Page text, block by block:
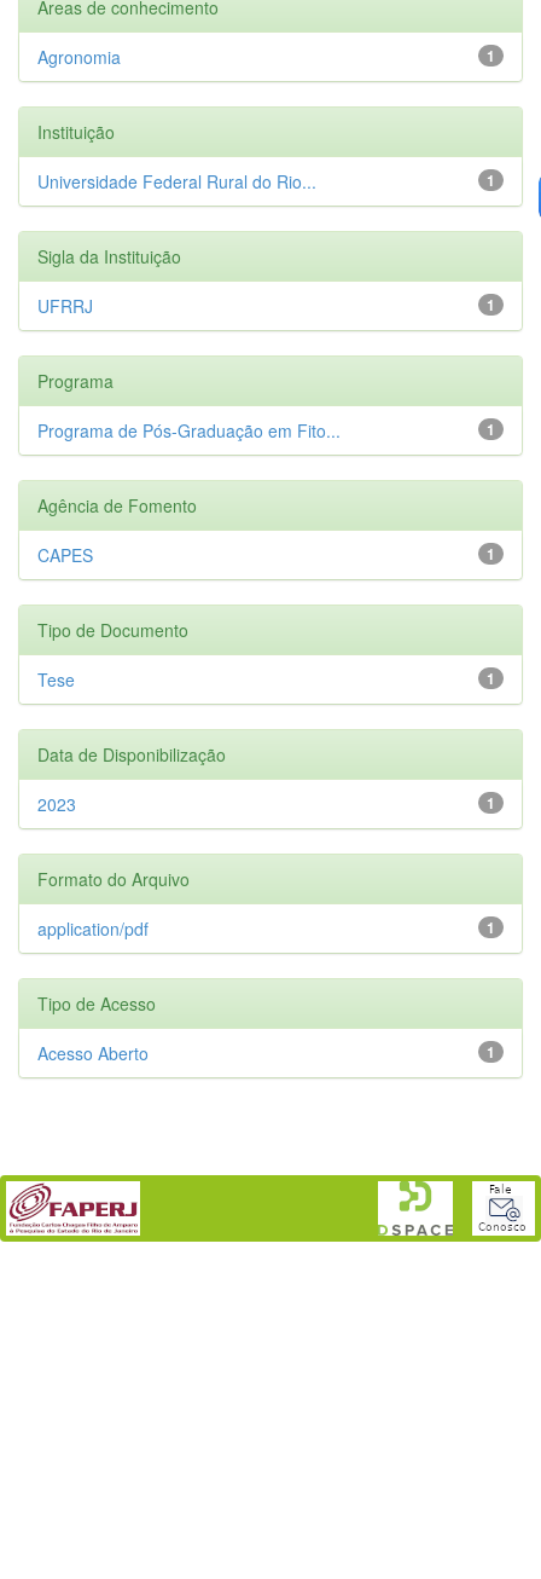
Áreas de conhecimento
1
Agronomia
Instituição
1
Universidade Federal Rural do Rio...
Sigla da Instituição
1
UFRRJ
Programa
1
Programa de Pós-Graduação em Fito...
Agência de Fomento
1
CAPES
Tipo de Documento
1
Tese
Data de Disponibilização
1
2023
Formato do Arquivo
1
application/pdf
Tipo de Acesso
1
Acesso Aberto